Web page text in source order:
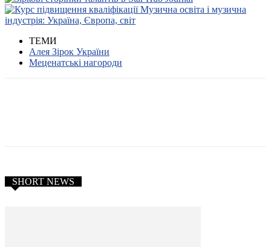
ТЕМИ
Алея Зірок України
Меценатські нагороди
SHORT NEWS